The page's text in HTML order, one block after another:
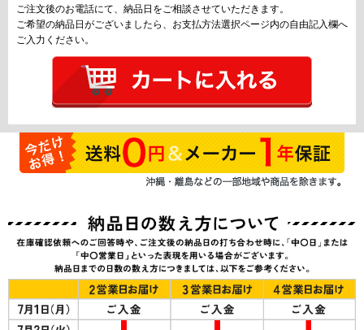
ご注文後のお電話にて、納品日をご相談させていただきます。
ご希望の納品日がございましたら、お支払方法選択ページ内の自由記入欄へ
ご入力ください。